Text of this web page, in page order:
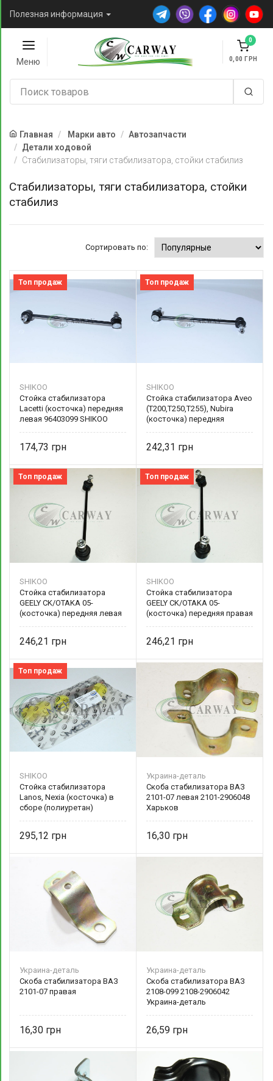
Полезная информация
Меню
0
0,00
Главная Марки авто
Автозапчасти
Детали ходовой
Стабилизаторы, тяги стабилизатора, стойки стабилиз
Стабилизаторы, тяги стабилизатора, стойки
стабилиз
Сортировать по:
Топ продаж
SHIKOO
Стойка стабилизатора
Lacetti (косточка) передняя
левая 96403099 SHIKOO
174,73
Топ продаж
SHIKOO
Стойка стабилизатора Aveo
(T200,T250,T255), Nubira
(косточка) передняя
242,31
Топ продаж
SHIKOO
Стойка стабилизатора
GEELY CK/OTAKA 05-
(косточка) передняя левая
246,21
Топ продаж
SHIKOO
Стойка стабилизатора
GEELY CK/OTAKA 05-
(косточка) передняя правая
246,21
Топ продаж
SHIKOO
Стойка стабилизатора
Lanos, Nexia (косточка) в
сборе (полиуретан)
295,12
Украина-деталь
Скоба стабилизатора ВАЗ
2101-07 левая 2101-2906048
Харьков
16,30
Украина-деталь
Скоба стабилизатора ВАЗ
2101-07 правая
16,30
Украина-деталь
Скоба стабилизатора ВАЗ
2108-099 2108-2906042
Украина-деталь
26,59